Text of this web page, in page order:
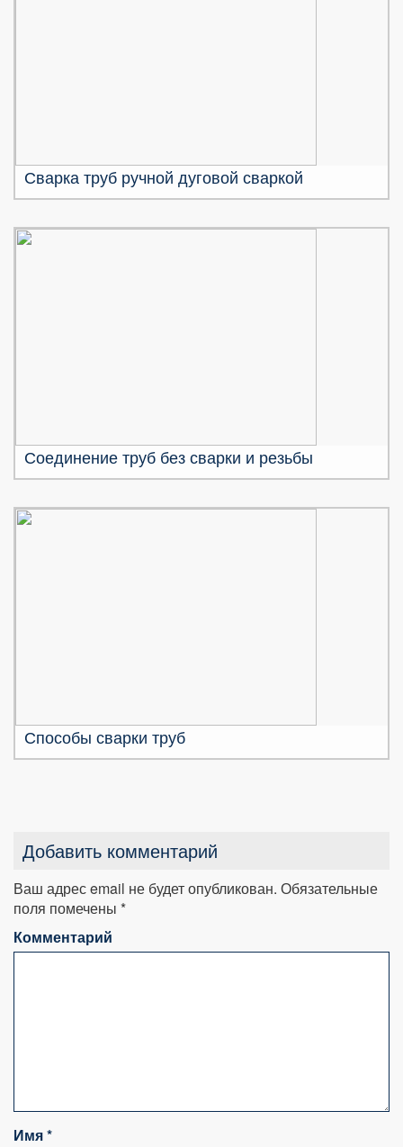
Сварка труб ручной дуговой сваркой
Соединение труб без сварки и резьбы
Способы сварки труб
Добавить комментарий
Ваш адрес email не будет опубликован. Обязательные
поля помечены *
Комментарий
Имя*